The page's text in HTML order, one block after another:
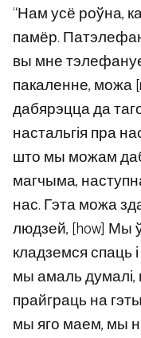
“Нам усё роўна,
памёр.
вы мне
пакаленне, можа
дабярэцца да
настальгія пра
што мы можам
магчыма,
нас. Гэта можа
людзей, [how] Мы
кладземся спаць
мы амаль
прайграць на
мы яго маем, мы